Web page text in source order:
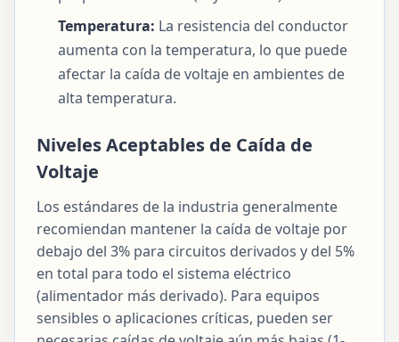
Temperatura: La resistencia del conductor
aumenta con la temperatura, lo que puede
afectar la caída de voltaje en ambientes de
alta temperatura.
Niveles Aceptables de Caída de
Voltaje
Los estándares de la industria generalmente
recomiendan mantener la caída de voltaje por
debajo del 3% para circuitos derivados y del 5%
en total para todo el sistema eléctrico
(alimentador más derivado). Para equipos
sensibles o aplicaciones críticas, pueden ser